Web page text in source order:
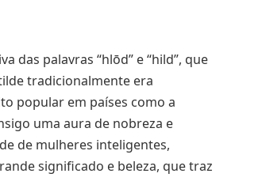
das palavras “hlōd” e “hild”, que
tradicionalmente era
popular em países como a
uma aura de nobreza e
de mulheres inteligentes,
significado e beleza, que traz